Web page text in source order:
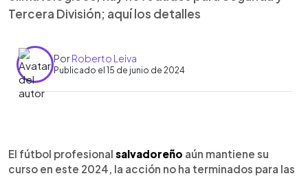
Tercera División; aquí los detalles
PorRoberto Leiva
Publicado el 15 de junio de 2024
► Escuchar artículo
El fútbol profesional salvadoreño aún mantiene su
curso en este 2024, la acción no ha terminados para las